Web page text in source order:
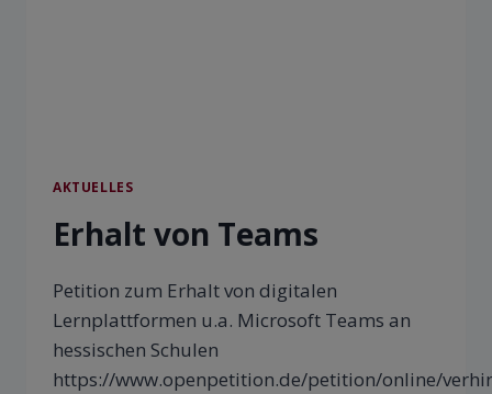
AKTUELLES
Erhalt von Teams
Petition zum Erhalt von digitalen
Lernplattformen u.a. Microsoft Teams an
hessischen Schulen
https://www.openpetition.de/petition/online/